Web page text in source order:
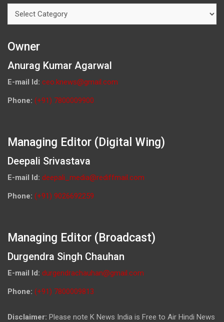
Owner
Anurag Kumar Agarwal
E-mail Id: ceo.knews@gmail.com
Phone: (+91) 7800009900
Managing Editor (Digital Wing)
Deepali Srivastava
E-mail Id: deepali_media@rediffmail.com
Phone: (+91) 9026692259
Managing Editor (Broadcast)
Durgendra Singh Chauhan
E-mail Id: durgendrachauhan@gmail.com
Phone: (+91) 7800009813
Disclaimer: Please note K News India is Free to Air Hindi News